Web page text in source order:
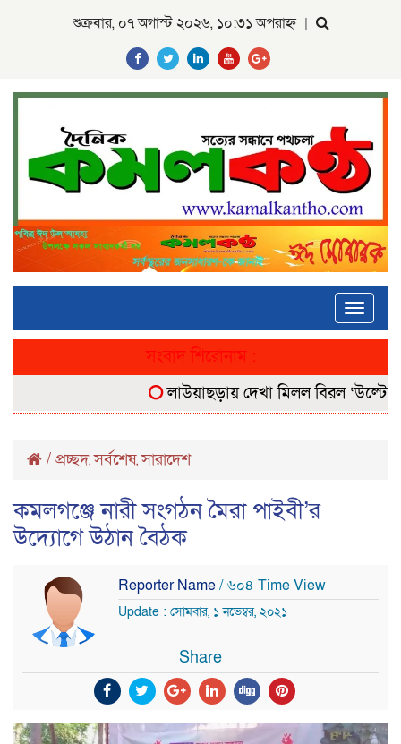
শুক্রবার, ০৭ অগাস্ট ২০২৬, ১০:৩১ অপরাহ্ন |
Toggle
সংবাদ শিরোনাম :
লাউয়াছড়ায় দেখা মিলল বিরল ‘উল্টোলেজি’
/ প্রচ্ছদ,সর্বশেষ,সারাদেশ
কমলগঞ্জে নারী সংগঠন মৈরা পাইবী’র
উদ্যোগে উঠান বৈঠক
Reporter Name/ ৬০৪ Time View
Update : সোমবার, ১ নভেম্বর, ২০২১
Share